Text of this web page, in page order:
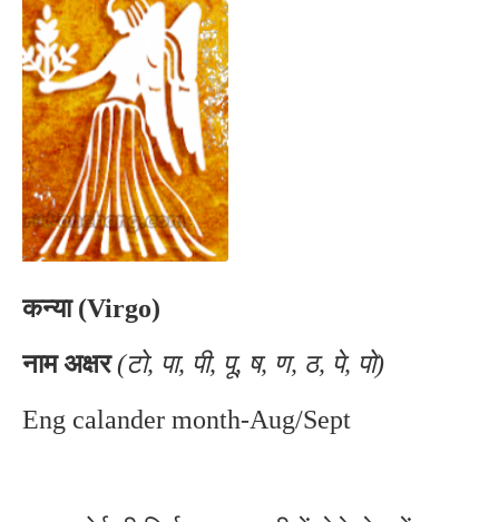
कन्या (Virgo)
नाम अक्षर (टो, पा, पी, पू, ष, ण, ठ, पे, पो)
Eng calander month-Aug/Sept